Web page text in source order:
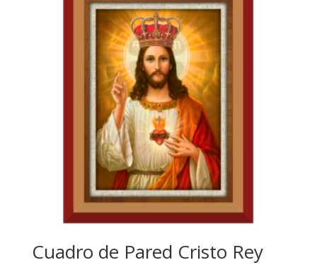
Cuadro de Pared Cristo Rey